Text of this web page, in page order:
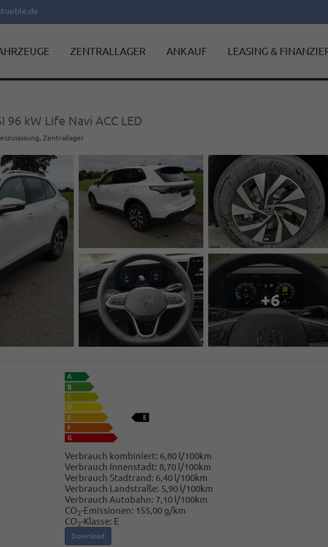
ZENTRALLAGER ANKAUF LEASING &
96 kW Life Navi ACC LED
, Zentrallager
+6
Verbrauch kombiniert: 6,80 l/100km
Verbrauch Innenstadt: 8,70 l/100km
Verbrauch Stadtrand: 6,40 l/100km
Verbrauch Landstraße: 5,90 l/100km
Verbrauch Autobahn: 7,10 l/100km
CO2-Emissionen: 155,00 g/km
CO2-Klasse: E
Download